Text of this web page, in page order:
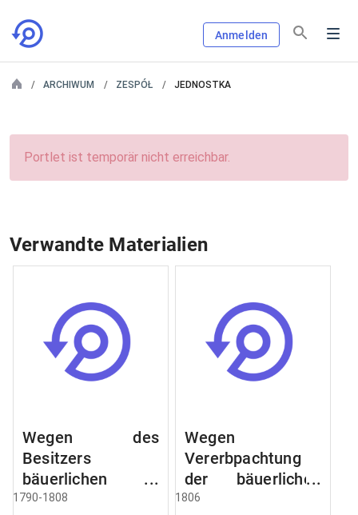
Anmelden
ARCHIWUM ZESPÓŁ JEDNOSTKA
Portlet ist temporär nicht erreichbar.
Verwandte Materialien
Wegen des
Besitzers
bäuerlichen
Grundstücke, den
1790-1808
Wegen
Vererbpachtung
der bäuerlichen
Grundstücke und
1806